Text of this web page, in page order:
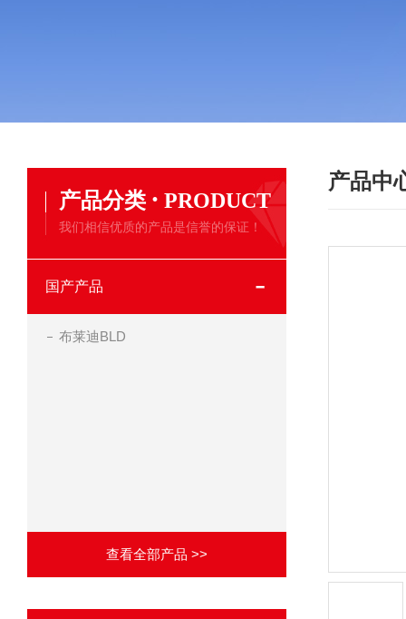
产品中
产品分类 · PRODUCT
我们相信优质的产品是信誉的保证！
国产产品
布莱迪BLD
查看全部产品 >>